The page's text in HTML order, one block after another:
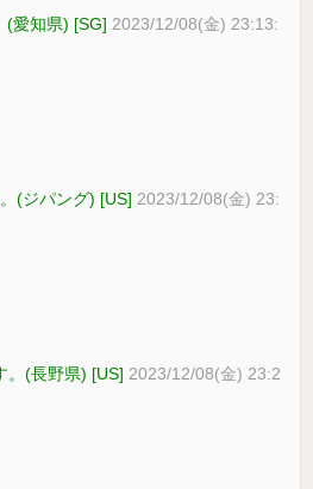
(愛知県) [SG] 2023/12/08(金) 23:13:
(ジパング) [US] 2023/12/08(金) 23:
。(長野県) [US] 2023/12/08(金) 23:2